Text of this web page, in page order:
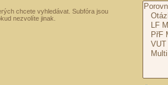
chcete vyhledávat. Subfóra jsou
nezvolíte jinak.